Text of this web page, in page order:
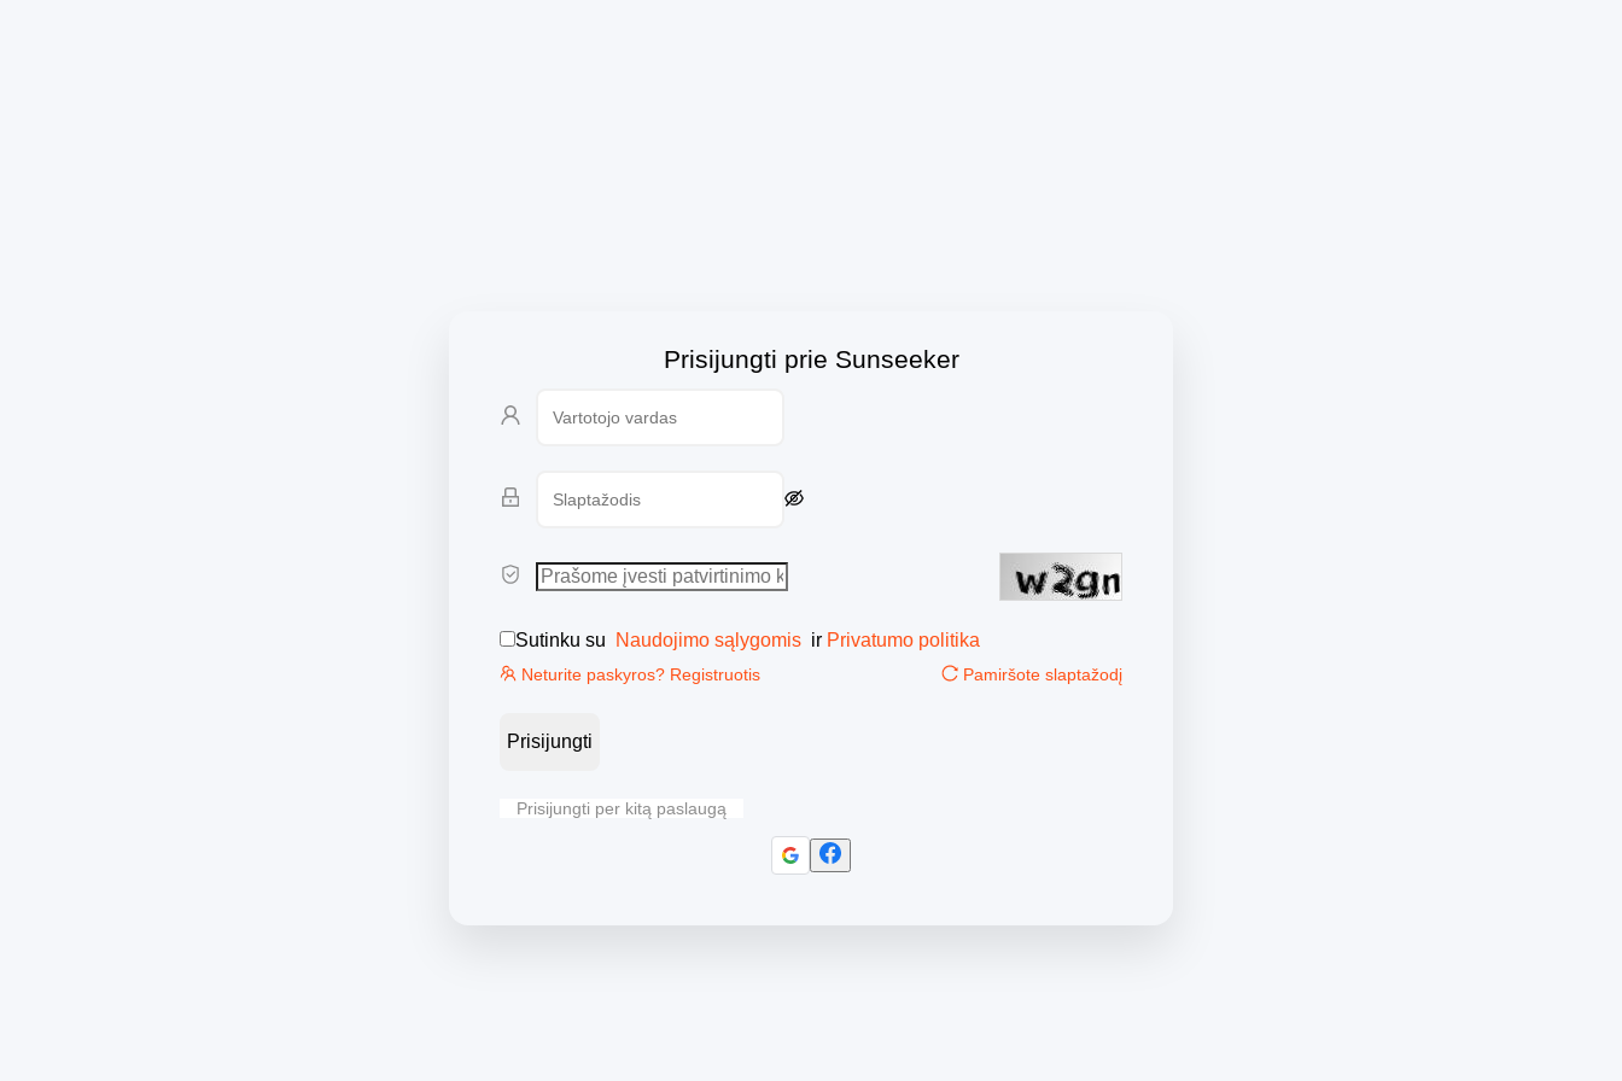
Prisijungti prie Sunseeker
Sutinku su Naudojimo sąlygomis ir Privatumo politika
Neturite paskyros? Registruotis Pamiršote slaptažodį
Prisijungti
Prisijungti per kitą paslaugą